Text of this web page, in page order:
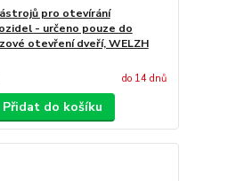
pro otevírání
- určeno pouze do
otevření dveří, WELZH
do 14 dnů
Přidat do košíku